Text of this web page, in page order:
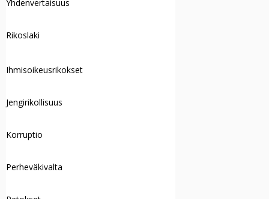
Yhdenvertaisuus
Rikoslaki
Ihmisoikeusrikokset
Jengirikollisuus
Korruptio
Perheväkivalta